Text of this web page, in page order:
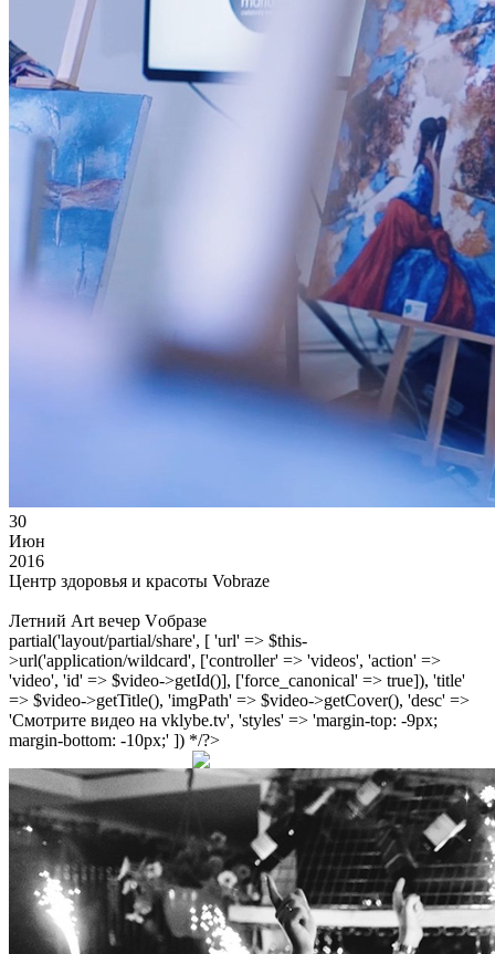
30
Июн
2016
Центр здоровья и красоты Vobraze
Летний Art вечер Vобразе
partial('layout/partial/share', [ 'url' => $this-
>url('application/wildcard', ['controller' => 'videos', 'action' =>
'video', 'id' => $video->getId()], ['force_canonical' => true]), 'title'
=> $video->getTitle(), 'imgPath' => $video->getCover(), 'desc' =>
'Смотрите видео на vklybe.tv', 'styles' => 'margin-top: -9px;
margin-bottom: -10px;' ]) */?>